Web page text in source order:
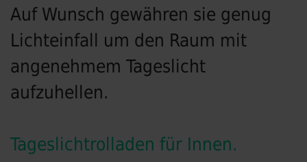
Auf Wunsch gewähren sie genug
Lichteinfall um den Raum mit
angenehmem Tageslicht
aufzuhellen.
Tageslichtrolladen für Innen.